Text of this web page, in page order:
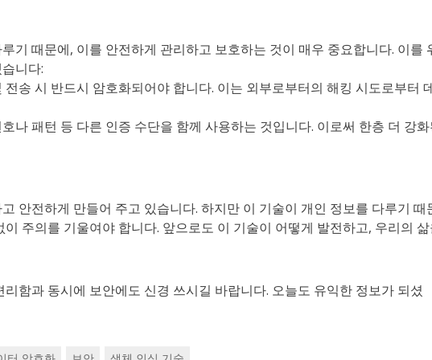
기 때문에, 이를 안전하게 관리하고 보호하는 것이 매우 중요합니다. 이를
니다:
송 시 반드시 암호화되어야 합니다. 이는 외부로부터의 해킹 시도로부터
나 패턴 등 다른 인증 수단을 함께 사용하는 것입니다. 이로써 한층 더 강화
안전하게 만들어 주고 있습니다. 하지만 이 기술이 개인 정보를 다루기 때
주의를 기울여야 합니다. 앞으로도 이 기술이 어떻게 발전하고, 우리의
함과 동시에 보안에도 신경 쓰시길 바랍니다. 오늘도 유익한 정보가 되셨